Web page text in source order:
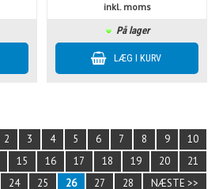
inkl. moms
På lager
2 3 4 5 6 7 8 9
10
15 16 17 18 19 20
21
24 25 26 27 28 NÆSTE >>